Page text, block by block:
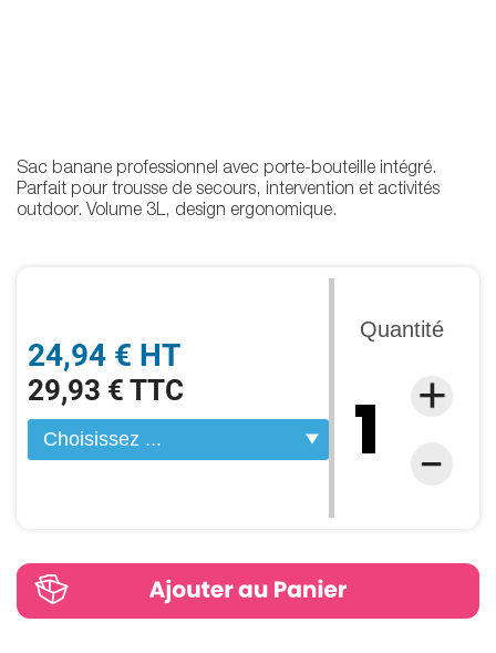
24,94 € HT
29,93 € TTC
Quantité
Sac banane professionnel avec porte-bouteille intégré.
Parfait pour trousse de secours, intervention et activités
outdoor. Volume 3L, design ergonomique.